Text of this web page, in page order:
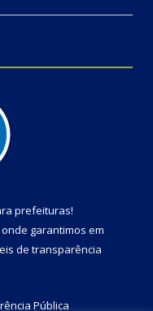
prefeituras!
garantimos em
de transparência
Pública